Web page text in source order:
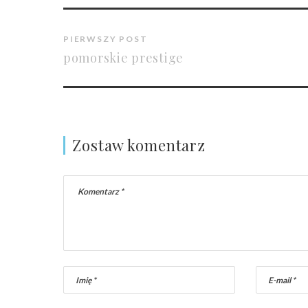
PIERWSZY POST
pomorskie prestige
Zostaw komentarz